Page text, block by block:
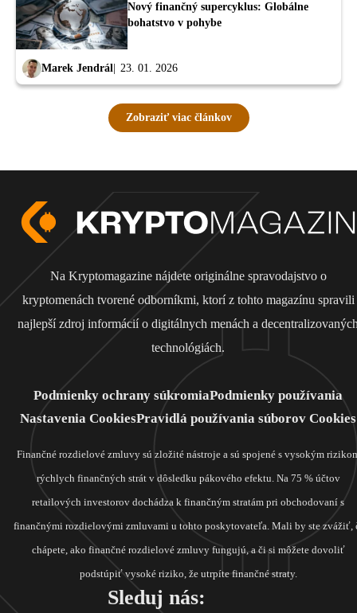
Nový finančný supercyklus: Globálne
bohatstvo v pohybe
Marek Jendrál 23. 01. 2026
Zobraziť viac článkov
Na Kryptomagazine nájdete originálne spravodajstvo o
kryptomenách tvorené odborníkmi, ktorí z tohto magazínu spravili
najlepší zdroj informácií o digitálnych menách a
technológiách.
Podmienky ochrany súkromiaPodmienky používania
Nastavenia CookiesPravidlá používania súborov Cookies
Finančné rozdielové zmluvy sú zložité nástroje a sú spojené s vysokým
rýchlych finančných strát v dôsledku pákového efektu. Na 75 % účtov
retailových investorov dochádza k finančným stratám pri obchodovaní s
finančnými rozdielovými zmluvami u tohto poskytovateľa. Mali by ste zvážiť,
chápete, ako finančné rozdielové zmluvy fungujú, a či si môžete dovoliť
podstúpiť vysoké riziko, že utrpíte finančné straty.
Sleduj nás: